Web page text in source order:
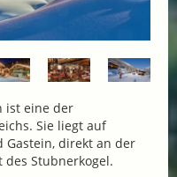
ist eine der
Sie liegt auf
Gastein, direkt an der
Stubnerkogel.